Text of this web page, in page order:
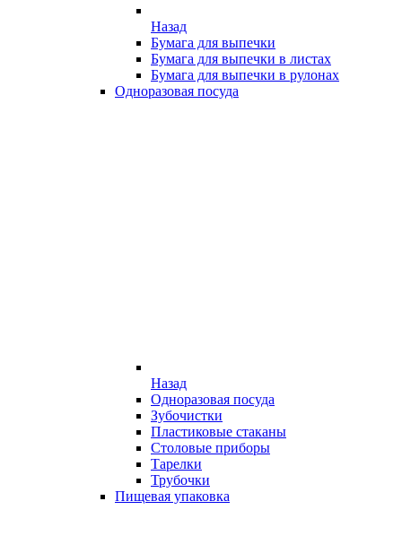
Назад
Бумага для выпечки
Бумага для выпечки в листах
Бумага для выпечки в рулонах
Одноразовая посуда
Назад
Одноразовая посуда
Зубочистки
Пластиковые стаканы
Столовые приборы
Тарелки
Трубочки
Пищевая упаковка